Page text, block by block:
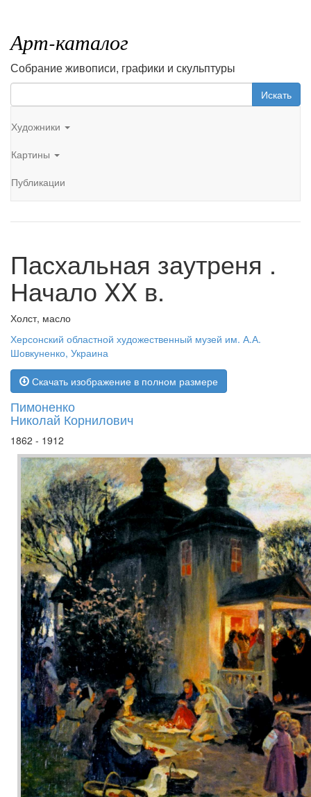
Арт-каталог
Собрание живописи, графики и скульптуры
Искать
Художники
Картины
Публикации
Пасхальная заутреня .
Начало XX в.
Холст, масло
Херсонский областной художественный музей им. А.А.
Шовкуненко, Украина
Скачать изображение в полном размере
Пимоненко
Николай Корнилович
1862 - 1912